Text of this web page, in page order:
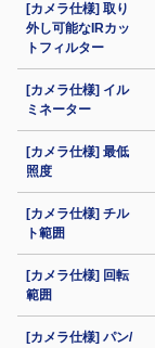
[カメラ仕様] 取り
外し可能なIRカッ
トフィルター
[カメラ仕様] イル
ミネーター
[カメラ仕様] 最低
照度
[カメラ仕様] チル
ト範囲
[カメラ仕様] 回転
範囲
[カメラ仕様] パン/